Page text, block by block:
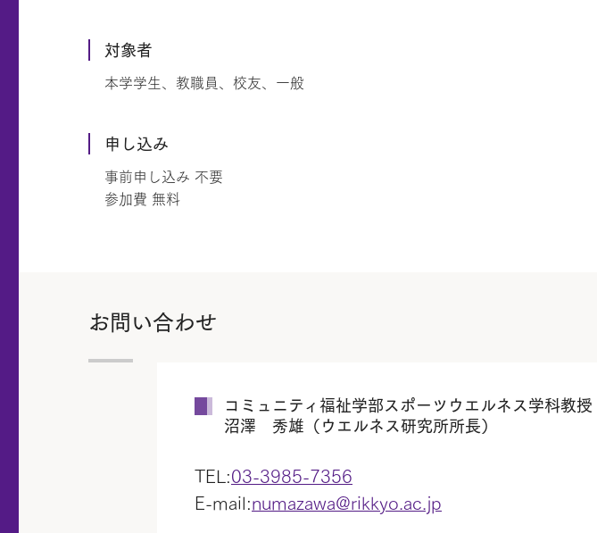
対象者
本学学生、教職員、校友、一般
申し込み
事前申し込み 不要
参加費 無料
お問い合わせ
コミュニティ福祉学部スポーツウエルネス学科教授
沼澤 秀雄（ウエルネス研究所所長）
TEL:03-3985-7356
E-mail:numazawa@rikkyo.ac.jp